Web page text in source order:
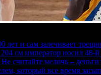
лет и сам залечивает
см император носил 48-
считайте мелочь – деньги
который все время